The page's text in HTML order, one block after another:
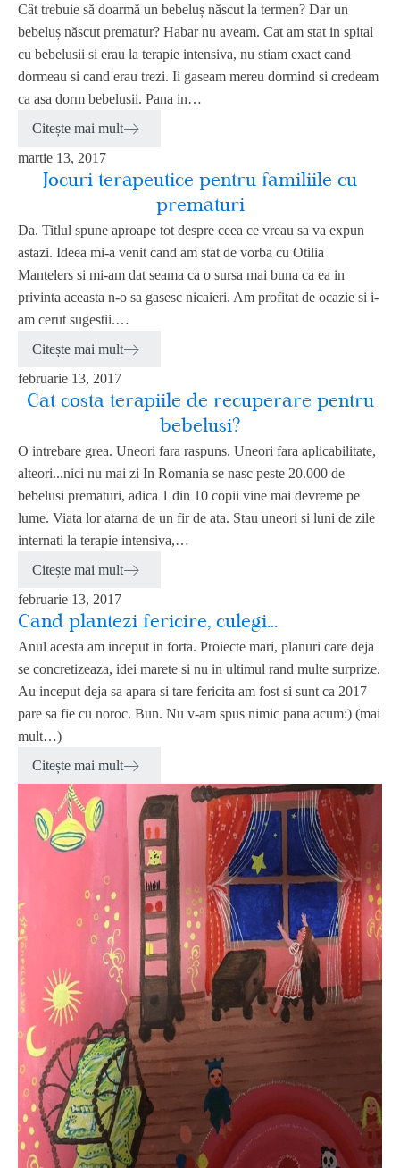
Cât trebuie să doarmă un bebeluș născut la termen? Dar un
bebeluș născut prematur? Habar nu aveam. Cat am stat in spital
cu bebelusii si erau la terapie intensiva, nu stiam exact cand
dormeau si cand erau trezi. Ii gaseam mereu dormind si credeam
ca asa dorm bebelusii. Pana in…
Citește mai mult
martie 13, 2017
Jocuri terapeutice pentru familiile cu
prematuri
Da. Titlul spune aproape tot despre ceea ce vreau sa va expun
astazi. Ideea mi-a venit cand am stat de vorba cu Otilia
Mantelers si mi-am dat seama ca o sursa mai buna ca ea in
privinta aceasta n-o sa gasesc nicaieri. Am profitat de ocazie si i-
am cerut sugestii.…
Citește mai mult
februarie 13, 2017
Cat costa terapiile de recuperare pentru
bebelusi?
O intrebare grea. Uneori fara raspuns. Uneori fara aplicabilitate,
alteori...nici nu mai zi In Romania se nasc peste 20.000 de
bebelusi prematuri, adica 1 din 10 copii vine mai devreme pe
lume. Viata lor atarna de un fir de ata. Stau uneori si luni de zile
internati la terapie intensiva,…
Citește mai mult
februarie 13, 2017
Cand plantezi fericire, culegi...
Anul acesta am inceput in forta. Proiecte mari, planuri care deja
se concretizeaza, idei marete si nu in ultimul rand multe surprize.
Au inceput deja sa apara si tare fericita am fost si sunt ca 2017
pare sa fie cu noroc. Bun. Nu v-am spus nimic pana acum:) (mai
mult…)
Citește mai mult